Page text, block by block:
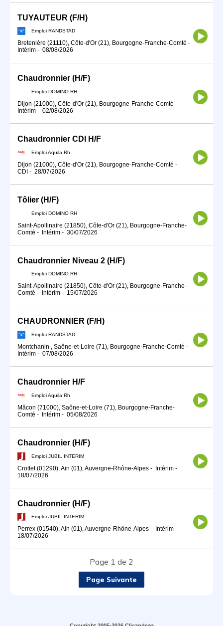
TUYAUTEUR (F/H)
Emploi RANDSTAD
Bretenière (21110), Côte-d'Or (21), Bourgogne-Franche-Comté -
Intérim - 08/08/2026
Chaudronnier (H/F)
Emploi DOMINO RH
Dijon (21000), Côte-d'Or (21), Bourgogne-Franche-Comté -
Intérim - 02/08/2026
Chaudronnier CDI H/F
Emploi Aquila Rh
Dijon (21000), Côte-d'Or (21), Bourgogne-Franche-Comté -
CDI - 28/07/2026
Tôlier (H/F)
Emploi DOMINO RH
Saint-Apollinaire (21850), Côte-d'Or (21), Bourgogne-Franche-
Comté - Intérim - 30/07/2026
Chaudronnier Niveau 2 (H/F)
Emploi DOMINO RH
Saint-Apollinaire (21850), Côte-d'Or (21), Bourgogne-Franche-
Comté - Intérim - 15/07/2026
CHAUDRONNIER (F/H)
Emploi RANDSTAD
Montchanin , Saône-et-Loire (71), Bourgogne-Franche-Comté -
Intérim - 07/08/2026
Chaudronnier H/F
Emploi Aquila Rh
Mâcon (71000), Saône-et-Loire (71), Bourgogne-Franche-
Comté - Intérim - 05/08/2026
Chaudronnier (H/F)
Emploi JUBIL INTERIM
Crottet (01290), Ain (01), Auvergne-Rhône-Alpes - Intérim -
18/07/2026
Chaudronnier (H/F)
Emploi JUBIL INTERIM
Perrex (01540), Ain (01), Auvergne-Rhône-Alpes - Intérim -
18/07/2026
Page 1 de 2
Page Suivante